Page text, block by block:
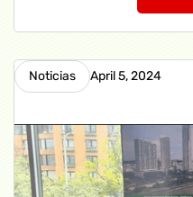
Noticias April 5, 2024